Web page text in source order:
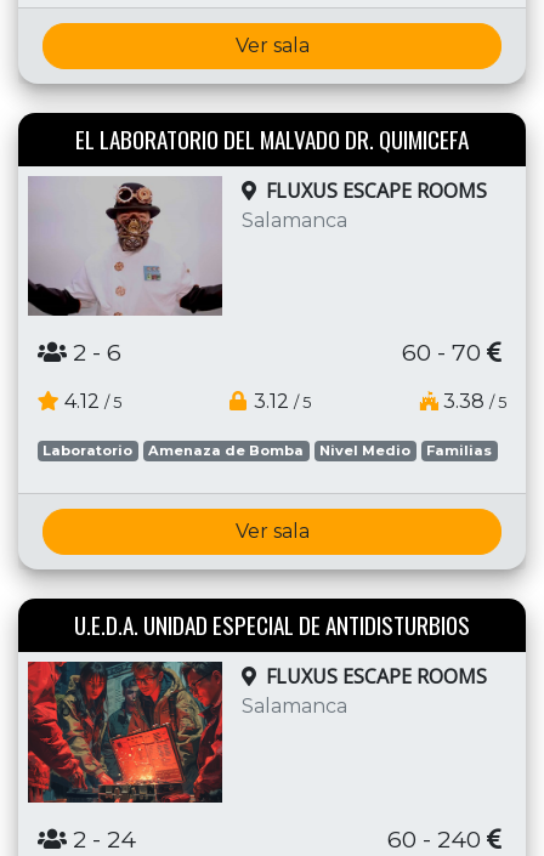
Ver sala
EL LABORATORIO DEL MALVADO DR. QUIMICEFA
FLUXUS ESCAPE ROOMS
Salamanca
2 - 6 60 - 70
4.12 / 5 3.12 / 5 3.38 / 5
Laboratorio Amenaza de Bomba Nivel Medio Familias
Ver sala
U.E.D.A. UNIDAD ESPECIAL DE ANTIDISTURBIOS
FLUXUS ESCAPE ROOMS
Salamanca
2 - 24 60 - 240